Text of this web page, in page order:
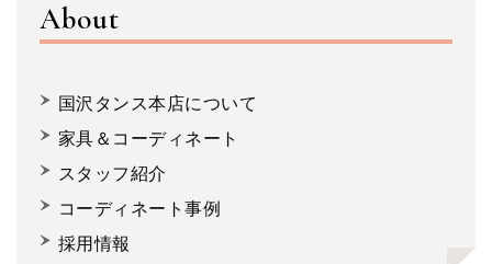
About
国沢タンス本店について
家具＆コーディネート
スタッフ紹介
コーディネート事例
採用情報